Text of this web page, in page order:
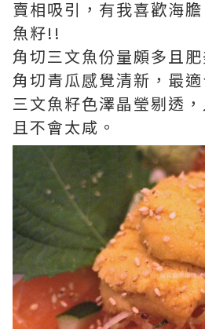
賣相吸引，有我喜歡海
魚籽!!
角切三文魚份量頗多且
角切青瓜感覺清新，最
三文魚籽色澤晶瑩剔透
且不會太咸。